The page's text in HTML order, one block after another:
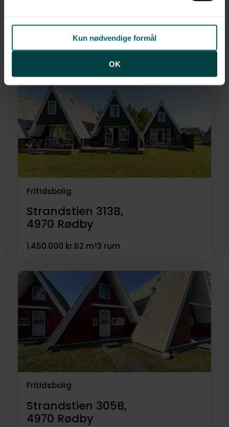
Kun nødvendige formål
OK
4970Rødby
1.285.000 kr.62 m²3 rum
Fritidsbolig
Strandstien 313B,
4970 Rødby
1.450.000 kr.62 m²3 rum
Fritidsbolig
Strandstien 305B,
4970 Rødby